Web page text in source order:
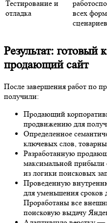
Результат: готовый
После завершения работ по
получили:
продвижению для
Определенное
ключевых слов,
Разработанную
максимальной прибыли с
логики поисковых
Проведенную
уменьшения сроков
Проработаны все
поисковую выдачу
Адаптивную верстку —
планшетах и мобильных
Подробное описание и
данном случае —